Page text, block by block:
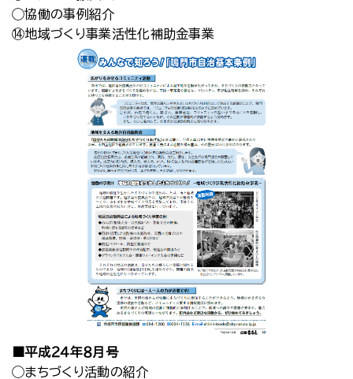
◯協働の事例紹介
⑭地域づくり事業活性化補助金事業
■平成２４年８月号
◯まちづくり活動の紹介